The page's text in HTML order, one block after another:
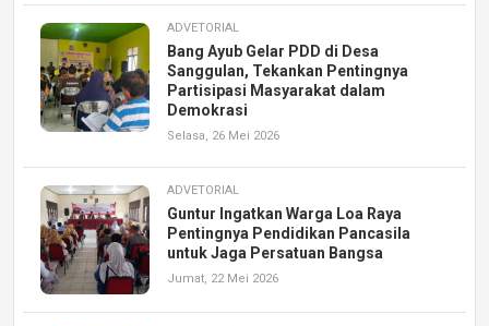
ADVETORIAL
Bang Ayub Gelar PDD di Desa
Sanggulan, Tekankan Pentingnya
Partisipasi Masyarakat dalam
Demokrasi
Selasa, 26 Mei 2026
ADVETORIAL
Guntur Ingatkan Warga Loa Raya
Pentingnya Pendidikan Pancasila
untuk Jaga Persatuan Bangsa
Jumat, 22 Mei 2026